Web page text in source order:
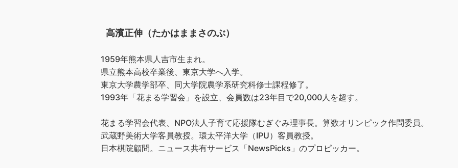
高濱正伸（たかはままさのぶ）
1959年熊本県人吉市生まれ。
県立熊本高校卒業後、東京大学へ入学。
東京大学農学部卒、同大学院農学系研究科修士課程修了。
1993年「花まる学習会」を設立、会員数は23年目で20,000人を超す。
花まる学習会代表、NPO法人子育て応援隊むぎぐみ理事長。算数オリンピック作問委員。
武蔵野美術大学客員教授。環太平洋大学（IPU）客員教授。
日本棋院顧問。ニュース共有サービス「NewsPicks」のプロピッカー。